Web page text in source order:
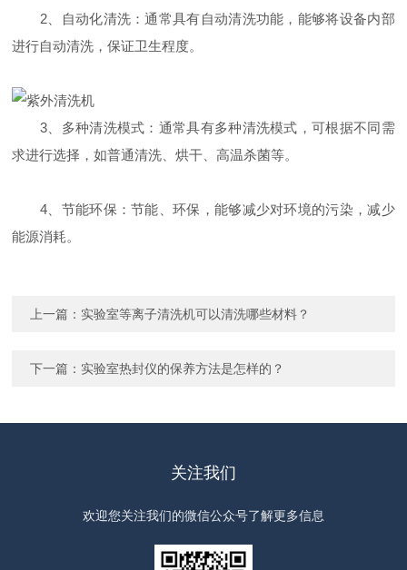
2、自动化清洗：通常具有自动清洗功能，能够将设备内部
进行自动清洗，保证卫生程度。
3、多种清洗模式：通常具有多种清洗模式，可根据不同需
求进行选择，如普通清洗、烘干、高温杀菌等。
4、节能环保：节能、环保，能够减少对环境的污染，减少
能源消耗。
上一篇： 实验室等离子清洗机可以清洗哪些材料？
下一篇： 实验室热封仪的保养方法是怎样的？
关注我们
欢迎您关注我们的微信公众号了解更多信息